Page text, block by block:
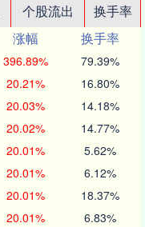
个股流出
换手率
涨幅
换手率
396.89% 79.39%
20.21% 16.80%
20.03% 14.18%
20.02% 14.77%
20.01% 5.62%
20.01% 6.12%
20.01% 18.37%
20.01% 6.83%